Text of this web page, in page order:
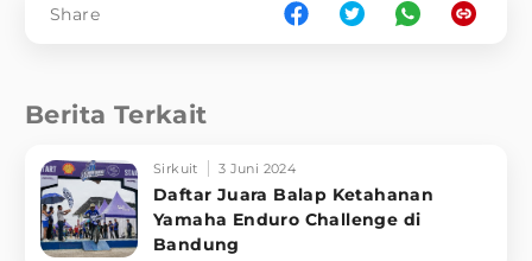
Share
Berita Terkait
Sirkuit 3 Juni 2024
Daftar Juara Balap Ketahanan
Yamaha Enduro Challenge di
Bandung